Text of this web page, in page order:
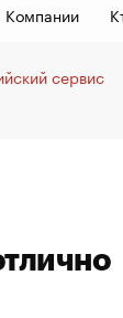
Компании
сервис